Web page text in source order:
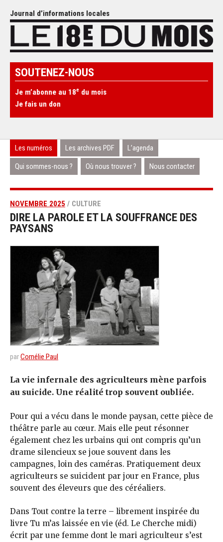
Journal d’informations locales
SOUTENEZ-NOUS
Je m’abonne au 18e du mois
Je fais un don
Les numéros Les archives PDF L’agenda
Qui sommes-nous ? Où nous trouver ? Nous contacter
NOVEMBRE 2025 / CULTURE
DIRE LA PAROLE ET LA SOUFFRANCE DES
PAYSANS
parCornélie Paul
La vie infernale des agriculteurs mène parfois
au suicide. Une réalité trop souvent oubliée.
Pour qui a vécu dans le monde paysan, cette pièce de
théâtre parle au cœur. Mais elle peut résonner
également chez les urbains qui ont compris qu’un
drame silencieux se joue souvent dans les
campagnes, loin des caméras. Pratiquement deux
agriculteurs se suicident par jour en France, plus
souvent des éleveurs que des céréaliers.
Dans Tout contre la terre – librement inspirée du
livre Tu m’as laissée en vie (éd. Le Cherche midi)
écrit par une femme dont le mari agriculteur s’est